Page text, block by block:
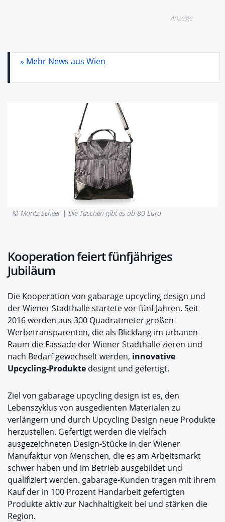
Anzeige
» Mehr News aus Wien
© Moritz Scheer | Die Taschen gibt es ab 80 Euro
Kooperation feiert fünfjähriges
Jubiläum
Die Kooperation von gabarage upcycling design und
der Wiener Stadthalle startete vor fünf Jahren. Seit
2016 werden aus 300 Quadratmeter großen
Werbetransparenten, die als Blickfang im urbanen
Raum die Fassade der Wiener Stadthalle zieren und
nach Bedarf gewechselt werden, innovative
Upcycling-Produkte designt und gefertigt.
Ziel von gabarage upcycling design ist es, den
Lebenszyklus von ausgedienten Materialen zu
verlängern und durch Upcycling Design neue Produkte
herzustellen. Gefertigt werden die vielfach
ausgezeichneten Design-Stücke in der Wiener
Manufaktur von Menschen, die es am Arbeitsmarkt
schwer haben und im Betrieb ausgebildet und
qualifiziert werden. gabarage-Kunden tragen mit ihrem
Kauf der in 100 Prozent Handarbeit gefertigten
Produkte aktiv zur Nachhaltigkeit bei und stärken die
Region.